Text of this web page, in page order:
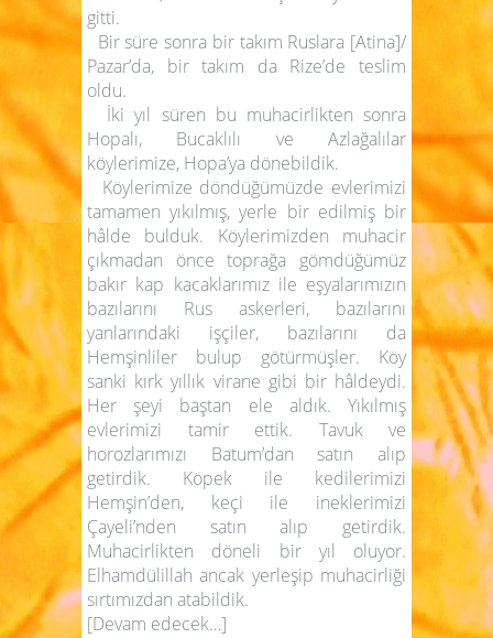
gitti.
Bir süre sonra bir takım Ruslara [Atina]/
Pazar’da, bir takım da Rize’de teslim
oldu.
İki yıl süren bu muhacirlikten sonra
Hopalı, Bucaklılı ve Azlağalılar
köylerimize, Hopa’ya dönebildik.
Köylerimize döndüğümüzde evlerimizi
tamamen yıkılmış, yerle bir edilmiş bir
hâlde bulduk. Köylerimizden muhacir
çıkmadan önce toprağa gömdüğümüz
bakır kap kacaklarımız ile eşyalarımızın
bazılarını Rus askerleri, bazılarını
yanlarındaki işçiler, bazılarını da
Hemşinliler bulup götürmüşler. Köy
sanki kırk yıllık virane gibi bir hâldeydi.
Her şeyi baştan ele aldık. Yıkılmış
evlerimizi tamir ettik. Tavuk ve
horozlarımızı Batum’dan satın alıp
getirdik. Köpek ile kedilerimizi
Hemşin’den, keçi ile ineklerimizi
Çayeli’nden satın alıp getirdik.
Muhacirlikten döneli bir yıl oluyor.
Elhamdülillah ancak yerleşip muhacirliği
sırtımızdan atabildik.
[Devam edecek…]